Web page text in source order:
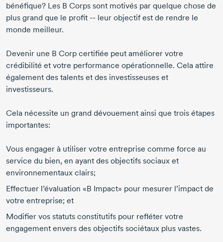
bénéfique? Les B Corps sont motivés par quelque chose de
plus grand que le profit -- leur objectif est de rendre le
monde meilleur.
Devenir une B Corp certifiée peut améliorer votre
crédibilité et votre performance opérationnelle. Cela attire
également des talents et des investisseuses et
investisseurs.
Cela nécessite un grand dévouement ainsi que trois étapes
importantes:
Vous engager à utiliser votre entreprise comme force au
service du bien, en ayant des objectifs sociaux et
environnementaux clairs;
Effectuer l’évaluation «B Impact» pour mesurer l’impact de
votre entreprise; et
Modifier vos statuts constitutifs pour refléter votre
engagement envers des objectifs sociétaux plus vastes.